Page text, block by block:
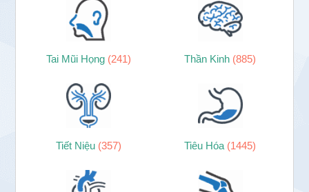
Tai Mũi Họng (241) Thần Kinh (885)
Tiết Niệu (357) Tiêu Hóa (1445)